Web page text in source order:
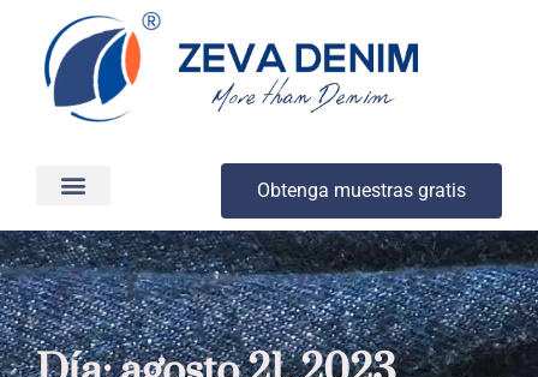
Obtenga muestras gratis